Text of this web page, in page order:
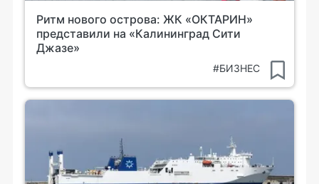
Ритм нового острова: ЖК «ОКТАРИН»
представили на «Калининград Сити
Джазе»
#БИЗНЕС